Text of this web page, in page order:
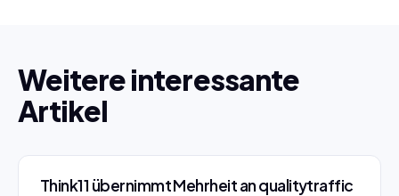
Weitere interessante
Artikel
Think11 übernimmt Mehrheit an qualitytraffic